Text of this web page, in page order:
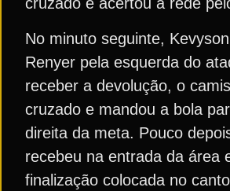
No minuto seguinte,
Renyer pela esquerda do
receber a devolução, o
cruzado e mandou a bola
direita da meta. Pouco
recebeu na entrada da área
finalização colocada no